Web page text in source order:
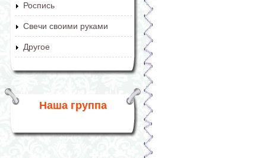
Роспись
Свечи своими руками
Другое
Наша группа